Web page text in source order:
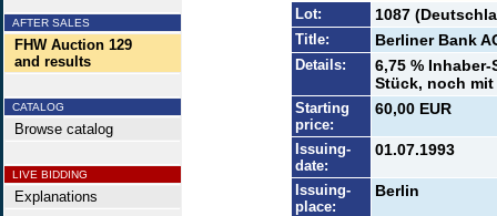
AFTER SALES
FHW Auction 129
and results
CATALOG
Browse catalog
LIVE BIDDING
Explanations
Lot:
1087
Title: Berliner Bank
Details:
6,75 %
Stück, noch
Starting
price:
60,00 EUR
Issuing-
date:
01.07.1993
Issuing-
place:
Berlin